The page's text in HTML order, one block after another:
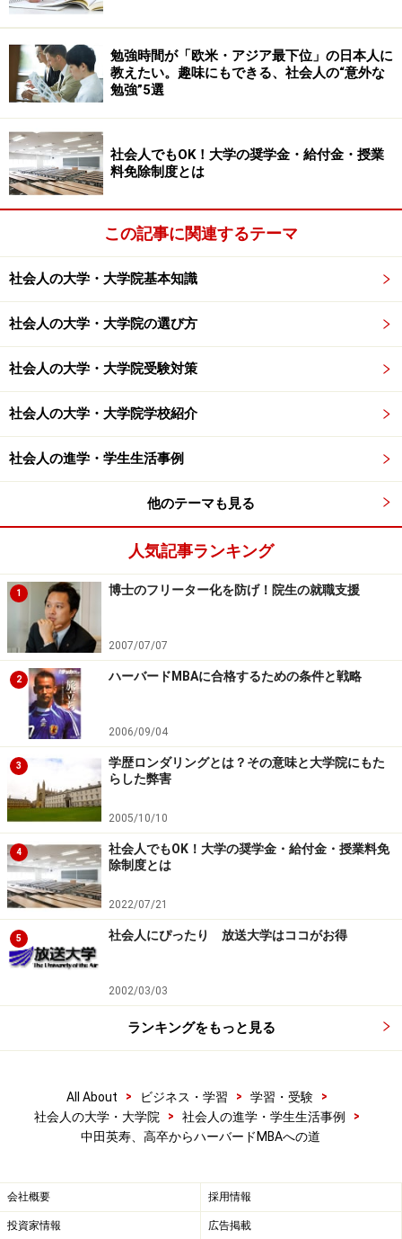
場合、大学の学位がなくても受け入れる枠がわずかなが
らある。」と同大学院ホームページ上で明言している。
出願できるか！？
・ハーバードビジネススクールに取材！→3ページへ
※記事内容は執筆時点のものです。最新の内容をご確認くださ
1
勉強時間が「欧米・アジア最下位」の日本人に
教えたい。趣味にもできる、社会人の“意外な
勉強”5選
社会人でもOK！大学の奨学金・給付金・授業
料免除制度とは
この記事に関連するテーマ
社会人の大学・大学院基本知識
社会人の大学・大学院の選び方
社会人の大学・大学院受験対策
社会人の大学・大学院学校紹介
社会人の進学・学生生活事例
他のテーマも見る
人気記事ランキング
1 博士のフリーター化を防げ！院生の就職支援
2007/07/07
2 ハーバードMBAに合格するための条件と戦略
2006/09/04
3
学歴ロンダリングとは？その意味と大学院にもた
らした弊害
2005/10/10
4
社会人でもOK！大学の奨学金・給付金・授業料免
除制度とは
2022/07/21
5 社会人にぴったり 放送大学はココがお得
2002/03/03
ランキングをもっと見る
All About > ビジネス・学習 > 学習・受験
>
社会人の大学・大学院
> 社会人の進学・学生生活事例
>
中田英寿、高卒からハーバードMBAへの道
会社概要 採用情報
投資家情報 広告掲載